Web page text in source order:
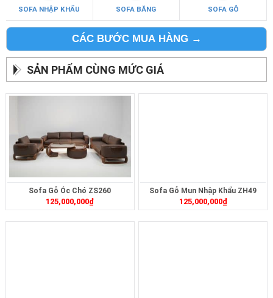
SOFA NHẬP KHẨU SOFA BĂNG SOFA GỖ
CÁC BƯỚC MUA HÀNG →
SẢN PHẨM CÙNG MỨC GIÁ
Sofa Gỗ Óc Chó ZS260
125,000,000₫
Sofa Gỗ Mun Nhập Khẩu ZH49
125,000,000₫